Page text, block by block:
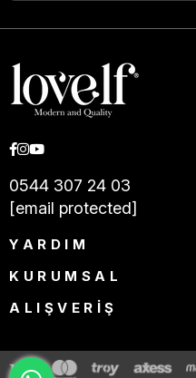
0544 307 24 03
[email protected]
YARDIM
KURUMSAL
ALIŞVERİŞ